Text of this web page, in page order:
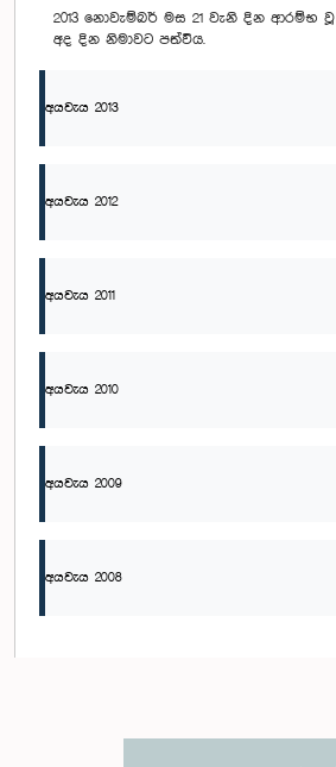
2013 නොවැම්බර් මස 21 වැනි දින ආරම්භ වූ
අද දින නිමාවට පත්විය.
අයවැය 2013
අයවැය 2012
අයවැය 2011
අයවැය 2010
අයවැය 2009
අයවැය 2008